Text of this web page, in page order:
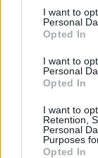
consent section.
I want to
Personal
Opted In
I want to
Personal
Opted In
I want to
Retention,
Personal
Purposes
Opted In
27/FEB/26 08:13
Οι Σπερς
το... αρνητικό.